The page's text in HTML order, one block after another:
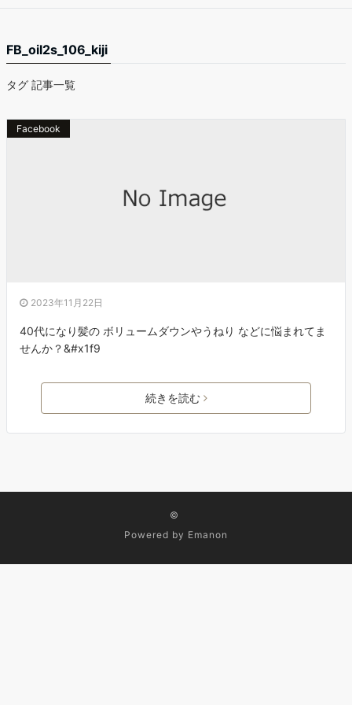
FB_oil2s_106_kiji
タグ 記事一覧
Facebook
2023年11月22日
40代になり髪の ボリュームダウンやうねり などに悩まれてま
せんか？&#x1f9
続きを読む
©
Powered by Emanon